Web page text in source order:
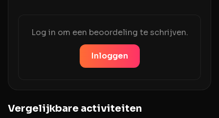
Log in om een beoordeling te schrijven.
Inloggen
Vergelijkbare activiteiten